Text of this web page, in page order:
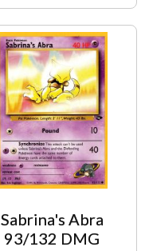
Sabrina's Abra
93/132 DMG